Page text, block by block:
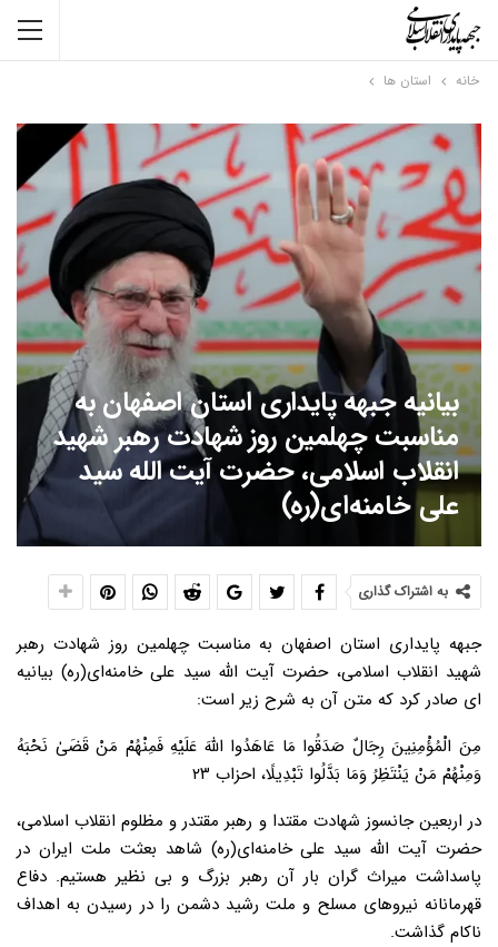
خانه استان ها
بیانیه جبهه پایداری استان اصفهان به
مناسبت چهلمین روز شهادت رهبر شهید
انقلاب اسلامی، حضرت آیت الله سید
علی خامنه‌ای(ره)
به اشتراک گذاری
جبهه پایداری استان اصفهان به مناسبت چهلمین روز شهادت رهبر
شهید انقلاب اسلامی، حضرت آیت الله سید علی خامنه‌ای(ره) بیانیه
ای صادر کرد که متن آن به شرح زیر است:
مِنَ الْمُؤْمِنِینَ رِجَالٌ صَدَقُوا مَا عَاهَدُوا اللَّهَ عَلَیْهِ فَمِنْهُمْ مَنْ قَضَىٰ نَحْبَهُ
وَمِنْهُمْ مَنْ یَنْتَظِرُ وَمَا بَدَّلُوا تَبْدِیلًا، احزاب ۲۳
در اربعین جانسوز شهادت مقتدا و رهبر مقتدر و مظلوم انقلاب اسلامی،
حضرت آیت الله سید علی خامنه‌ای(ره) شاهد بعثت ملت ایران در
پاسداشت میراث گران بار آن رهبر بزرگ و بی نظیر هستیم. دفاع
قهرمانانه نیروهای مسلح و ملت رشید دشمن را در رسیدن به اهداف
ناکام گذاشت.